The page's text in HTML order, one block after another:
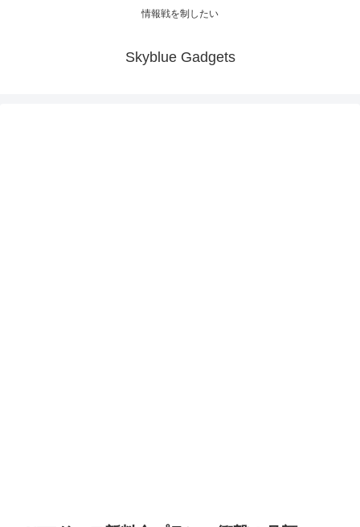
情報戦を制したい
Skyblue Gadgets